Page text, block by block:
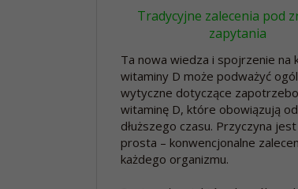
Tradycyjne zalecenia pod
zapytania
Ta nowa wiedza i spojrzenie na
witaminy D może podważyć
wytyczne dotyczące
witaminę D, które obowiązują od
dłuższego czasu. Przyczyna
prosta – konwencjonalne
każdego organizmu.